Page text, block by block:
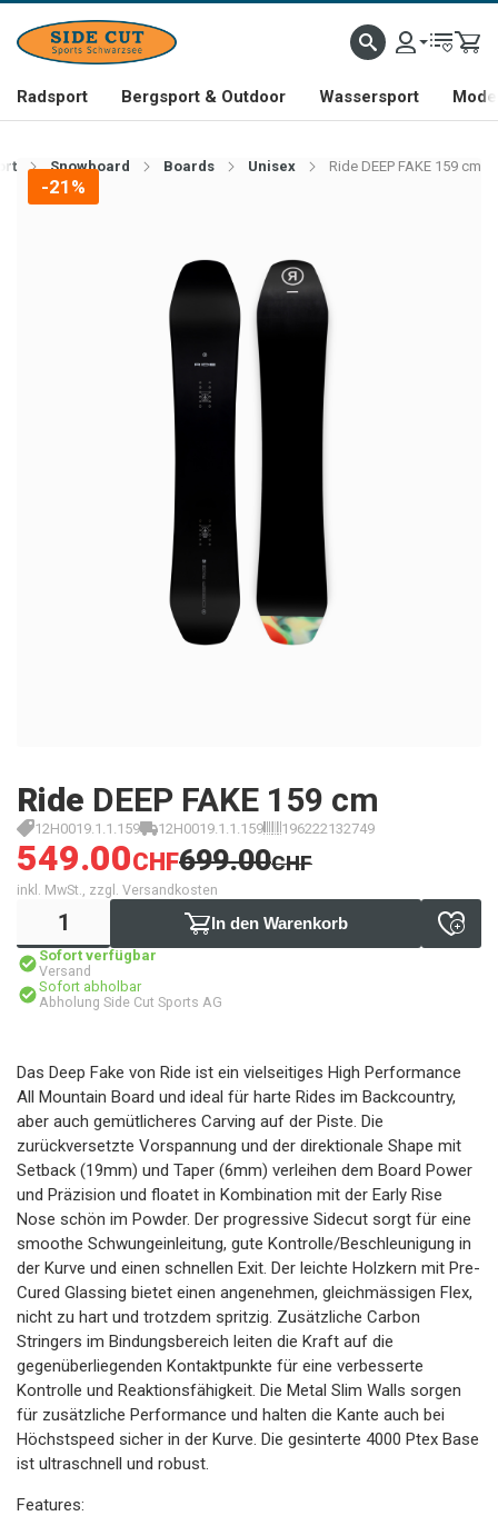
Radsport Bergsport & Outdoor Wassersport
Snowboard Boards Unisex Ride DEEP FAKE 159 cm
-21%
Ride DEEP FAKE 159 cm
12H0019.1.1.159 12H0019.1.1.159 196222132749
549.00CHF699.00CHF
inkl. MwSt., zzgl. Versandkosten
In den Warenkorb
Sofort verfügbar
Versand
Sofort abholbar
Abholung Side Cut Sports AG
Das Deep Fake von Ride ist ein vielseitiges High Performance
All Mountain Board und ideal für harte Rides im Backcountry,
aber auch gemütlicheres Carving auf der Piste. Die
zurückversetzte Vorspannung und der direktionale Shape mit
Setback (19mm) und Taper (6mm) verleihen dem Board Power
und Präzision und floatet in Kombination mit der Early Rise
Nose schön im Powder. Der progressive Sidecut sorgt für eine
smoothe Schwungeinleitung, gute Kontrolle/Beschleunigung in
der Kurve und einen schnellen Exit. Der leichte Holzkern mit Pre-
Cured Glassing bietet einen angenehmen, gleichmässigen Flex,
nicht zu hart und trotzdem spritzig. Zusätzliche Carbon
Stringers im Bindungsbereich leiten die Kraft auf die
gegenüberliegenden Kontaktpunkte für eine verbesserte
Kontrolle und Reaktionsfähigkeit. Die Metal Slim Walls sorgen
für zusätzliche Performance und halten die Kante auch bei
Höchstspeed sicher in der Kurve. Die gesinterte 4000 Ptex Base
ist ultraschnell und robust.
Features: